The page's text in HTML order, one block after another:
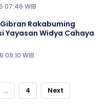
07:46 WIB
Rakabuming
Yayasan Widya Cahaya
09:10 WIB
... 4 Next